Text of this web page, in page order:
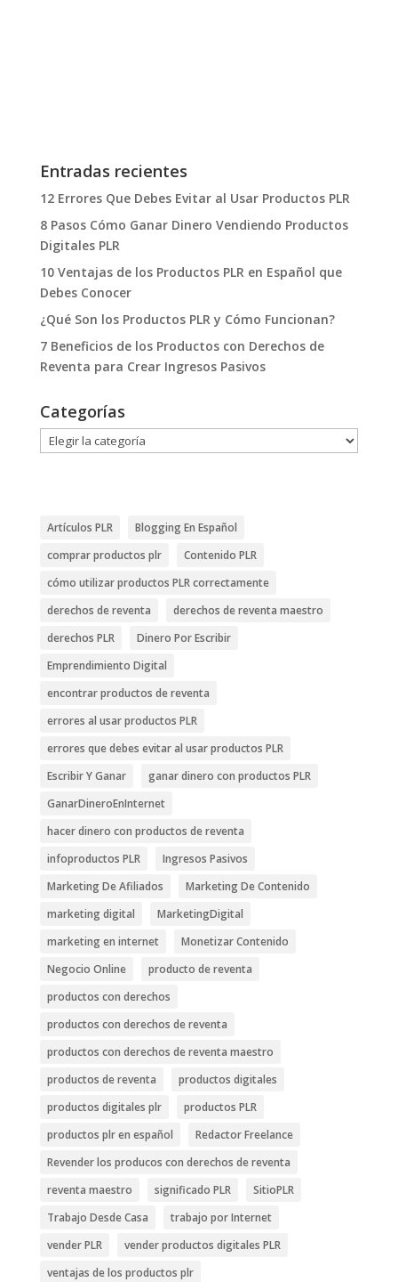
Entradas recientes
12 Errores Que Debes Evitar al Usar Productos PLR
8 Pasos Cómo Ganar Dinero Vendiendo Productos
Digitales PLR
10 Ventajas de los Productos PLR en Español que
Debes Conocer
¿Qué Son los Productos PLR y Cómo Funcionan?
7 Beneficios de los Productos con Derechos de
Reventa para Crear Ingresos Pasivos
Categorías
Categorías
Artículos PLR
Blogging En Español
comprar productos plr
Contenido PLR
cómo utilizar productos PLR correctamente
derechos de reventa
derechos de reventa maestro
derechos PLR
Dinero Por Escribir
Emprendimiento Digital
encontrar productos de reventa
errores al usar productos PLR
errores que debes evitar al usar productos PLR
Escribir Y Ganar
ganar dinero con productos PLR
GanarDineroEnInternet
hacer dinero con productos de reventa
infoproductos PLR
Ingresos Pasivos
Marketing De Afiliados
Marketing De Contenido
marketing digital
MarketingDigital
marketing en internet
Monetizar Contenido
Negocio Online
producto de reventa
productos con derechos
productos con derechos de reventa
productos con derechos de reventa maestro
productos de reventa
productos digitales
productos digitales plr
productos PLR
productos plr en español
Redactor Freelance
Revender los producos con derechos de reventa
reventa maestro
significado PLR
SitioPLR
Trabajo Desde Casa
trabajo por Internet
vender PLR
vender productos digitales PLR
ventajas de los productos plr